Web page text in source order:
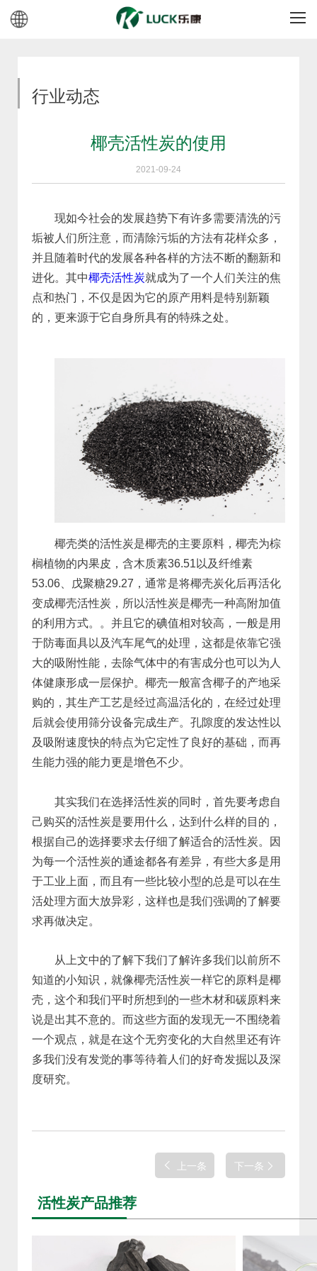
行业动态
椰壳活性炭的使用
2021-09-24
现如今社会的发展趋势下有许多需要清洗的污
垢被人们所注意，而清除污垢的方法有花样众多，
并且随着时代的发展各种各样的方法不断的翻新和
进化。其中椰壳活性炭就成为了一个人们关注的焦
点和热门，不仅是因为它的原产用料是特别新颖
的，更来源于它自身所具有的特殊之处。
椰壳类的活性炭是椰壳的主要原料，椰壳为棕
榈植物的内果皮，含木质素36.51以及纤维素
53.06、戊聚糖29.27，通常是将椰壳炭化后再活化
变成椰壳活性炭，所以活性炭是椰壳一种高附加值
的利用方式。。并且它的碘值相对较高，一般是用
于防毒面具以及汽车尾气的处理，这都是依靠它强
大的吸附性能，去除气体中的有害成分也可以为人
体健康形成一层保护。椰壳一般富含椰子的产地采
购的，其生产工艺是经过高温活化的，在经过处理
后就会使用筛分设备完成生产。孔隙度的发达性以
及吸附速度快的特点为它定性了良好的基础，而再
生能力强的能力更是增色不少。
其实我们在选择活性炭的同时，首先要考虑自
己购买的活性炭是要用什么，达到什么样的目的，
根据自己的选择要求去仔细了解适合的活性炭。因
为每一个活性炭的通途都各有差异，有些大多是用
于工业上面，而且有一些比较小型的总是可以在生
活处理方面大放异彩，这样也是我们强调的了解要
求再做决定。
从上文中的了解下我们了解许多我们以前所不
知道的小知识，就像椰壳活性炭一样它的原料是椰
壳，这个和我们平时所想到的一些木材和碳原料来
说是出其不意的。而这些方面的发现无一不围绕着
一个观点，就是在这个无穷变化的大自然里还有许
多我们没有发觉的事等待着人们的好奇发掘以及深
度研究。
上一条 下一条
活性炭产品推荐